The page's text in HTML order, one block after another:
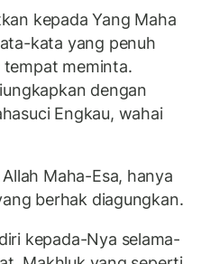
kepada Yang Maha
kata yang penuh
tempat meminta.
dengan
Engkau, wahai
Maha-Esa, hanya
berhak diagungkan.
kepada-Nya selama-